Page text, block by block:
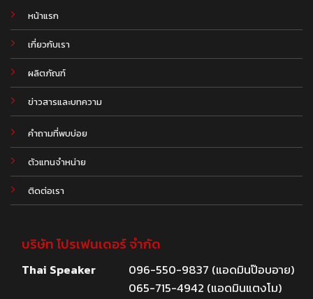
หน้าแรก
เกี่ยวกับเรา
ผลิตภัณฑ์
ข่าวสารและบทความ
.
คำถามที่พบบ่อย
ตัวแทนจำหน่าย
ติดต่อเรา
บริษัท โปรเฟนเดอร์ จำกัด
Thai Speaker
096-550-9837 (แอดมินป๊อบอาย)
065-715-4942 (แอดมินแตงโม)